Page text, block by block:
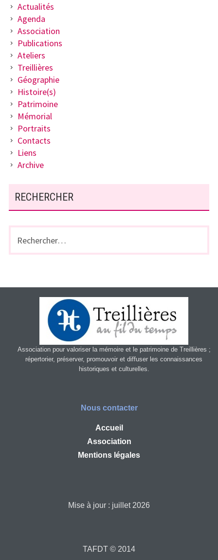
BARRE
LATÉRALE
PRINCIPALE
Actualités
Agenda
Association
Publications
Ateliers
Treillières
Géographie
Histoire(s)
Patrimoine
Mémorial
Portraits
Contacts
Liens
Archive
RECHERCHER
Rechercher :
Association pour valoriser la mémoire et le patrimoine de Treillières ;
répertorier, préserver, promouvoir et diffuser les connaissances
historiques et culturelles.
Nous contacter
Accueil
Association
Mentions légales
Mise à jour : juillet 2026
TAFDT © 2014